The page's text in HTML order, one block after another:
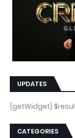
UPDATES
{getWidget}
CATEGORIES